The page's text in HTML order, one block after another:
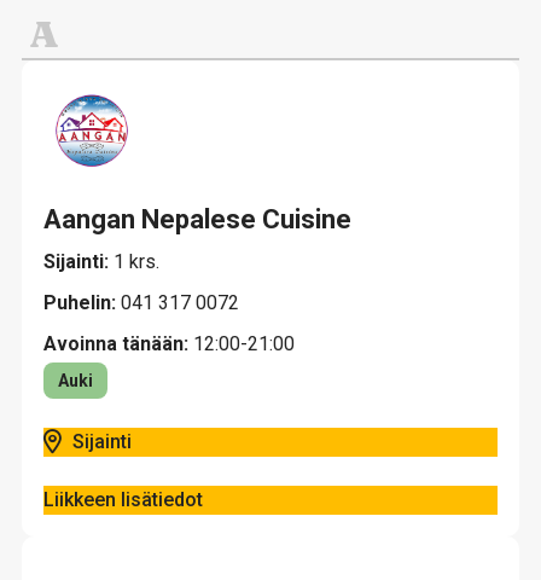
A
Aangan Nepalese Cuisine
Sijainti: 1 krs.
Puhelin: 041 317 0072
Avoinna tänään: 12:00-21:00
Auki
Sijainti
Liikkeen lisätiedot